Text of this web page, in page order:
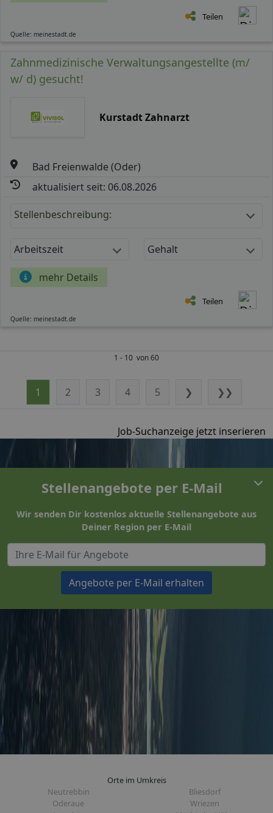
Teilen
Quelle: meinestadt.de
Zahnmedizinische Verwaltungsangestellte (m/
w/ d) gesucht!
Kurstadt Zahnarzt
Bad Freienwalde (Oder)
aktualisiert seit: 06.08.2026
Stellenbeschreibung:
Arbeitszeit Gehalt
mehr Details
Teilen
Quelle: meinestadt.de
1 - 10 von 60
1 2 3 4 5 ❯ ❯❯
Job-Suchanzeige jetzt inserieren
Stellenangebote per E-Mail
Wir senden Dir kostenlos aktuelle Stellenangebote aus
Deiner Region per E-Mail
Angebote per E-Mail erhalten
Orte im Umkreis
Neutrebbin
Bliesdorf
Oderaue
Wriezen